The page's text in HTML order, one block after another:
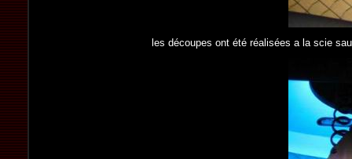
les découpes ont été réalisées a la scie